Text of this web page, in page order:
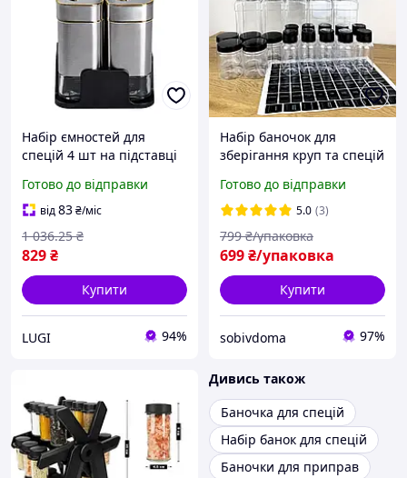
Набір ємностей для
спецій 4 шт на підставці
скляні герметичні
контейнери приправ
кухня
Готово до відправки
від83₴/міс
829₴
1 036.25 ₴
Купити
LUGI 94%
Набір баночок для
зберігання круп та спецій
Готово до відправки
5.0 (3)
699₴/упаковка
799 ₴/упаковка
Купити
sobivdoma 97%
Дивись також
Баночка для спецій
Набір банок для спецій
Баночки для приправ